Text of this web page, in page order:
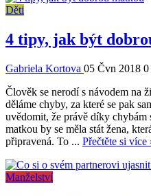
Děti
4 tipy, jak být
Gabriela Kortova 05 Čvn 2018 0
Člověk se nerodí s návodem na
děláme chyby, za které se pak
uvědomit, že právě díky chybám
matkou by se měla stát žena,
připravená. To ... Přečtěte si více
Manželství